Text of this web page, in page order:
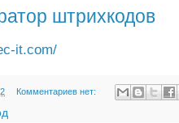
штрихкодов
it.com/
Комментариев нет: